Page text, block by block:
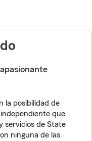
la posibilidad de
que
servicios de State
ninguna de las